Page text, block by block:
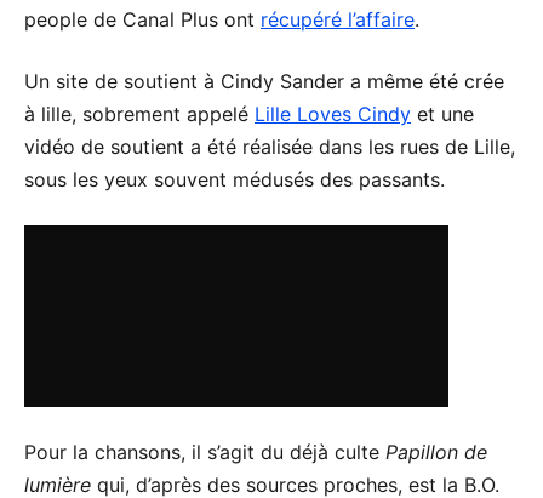
people de Canal Plus ont récupéré l’affaire.
Un site de soutient à Cindy Sander a même été crée
à lille, sobrement appelé Lille Loves Cindy et une
vidéo de soutient a été réalisée dans les rues de Lille,
sous les yeux souvent médusés des passants.
Pour la chansons, il s’agit du déjà culte Papillon de
lumière qui, d’après des sources proches, est la B.O.